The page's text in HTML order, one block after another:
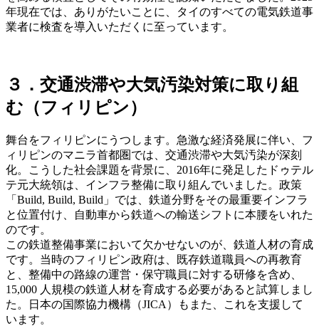
年現在では、ありがたいことに、タイのすべての電気鉄道事
業者に検査を導入いただくに至っています。
３．交通渋滞や大気汚染対策に取り組
む（フィリピン）
舞台をフィリピンにうつします。急激な経済発展に伴い、フ
ィリピンのマニラ首都圏では、交通渋滞や大気汚染が深刻
化。こうした社会課題を背景に、2016年に発足したドゥテル
テ元大統領は、インフラ整備に取り組んでいました。政策
「Build, Build, Build」では、鉄道分野をその最重要インフラ
と位置付け、自動車から鉄道への輸送シフトに本腰をいれた
のです。
この鉄道整備事業において欠かせないのが、鉄道人材の育成
です。当時のフィリピン政府は、既存鉄道職員への再教育
と、整備中の路線の運営・保守職員に対する研修を含め、
15,000 人規模の鉄道人材を育成する必要があると試算しまし
た。日本の国際協力機構（JICA）もまた、これを支援して
います。